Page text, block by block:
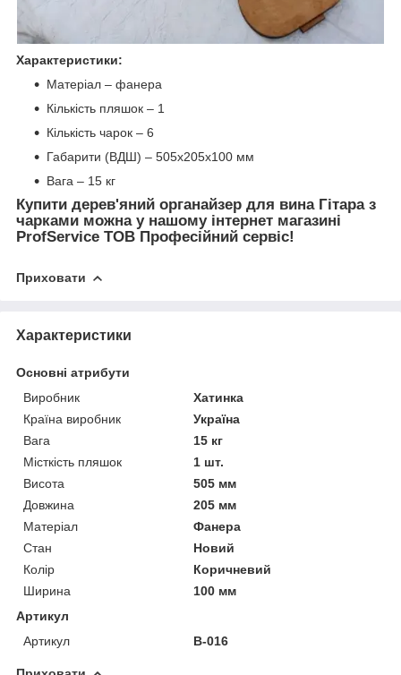
Характеристики:
Матеріал – фанера
Кількість пляшок – 1
Кількість чарок – 6
Габарити (ВДШ) – 505х205х100 мм
Вага – 15 кг
Купити дерев'яний органайзер для вина Гітара з
чарками можна у нашому інтернет магазині
ProfService ТОВ Професійний сервіс!
Приховати
Характеристики
Основні атрибути
Виробник
Хатинка
Країна виробник
Україна
Вага
15 кг
Місткість пляшок
1 шт.
Висота
505 мм
Довжина
205 мм
Матеріал
Фанера
Стан
Новий
Колір
Коричневий
Ширина
100 мм
Артикул
Артикул
В-016